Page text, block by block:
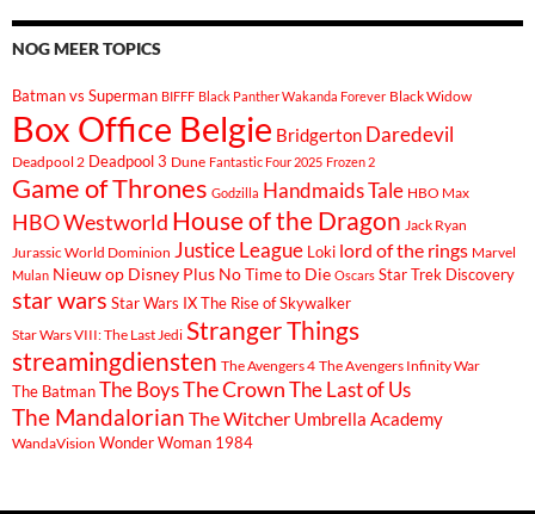
NOG MEER TOPICS
Batman vs Superman BIFFF Black Panther Wakanda Forever Black Widow
Box Office Belgie Bridgerton Daredevil
Deadpool 2 Deadpool 3 Dune Fantastic Four 2025 Frozen 2
Game of Thrones Godzilla Handmaids Tale HBO Max
HBO Westworld House of the Dragon Jack Ryan
Jurassic World Dominion Justice League Loki lord of the rings Marvel
Mulan Nieuw op Disney Plus No Time to Die Oscars Star Trek Discovery
star wars Star Wars IX The Rise of Skywalker
Star Wars VIII: The Last Jedi Stranger Things
streamingdiensten The Avengers 4 The Avengers Infinity War
The BatmanThe BoysThe CrownThe Last of Us
The Mandalorian The Witcher Umbrella Academy
WandaVision Wonder Woman 1984